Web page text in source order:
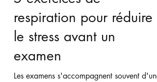
claracressy
5 exercices de